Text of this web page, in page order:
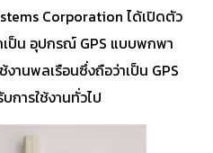
Corporation ได้เปิดตัว
เป็น อุปกรณ์ GPS แบบพกพา
งานพลเรือนซึ่งถือว่าเป็น GPS
การใช้งานทั่วไป